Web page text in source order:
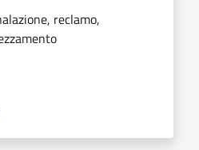
reclamo,